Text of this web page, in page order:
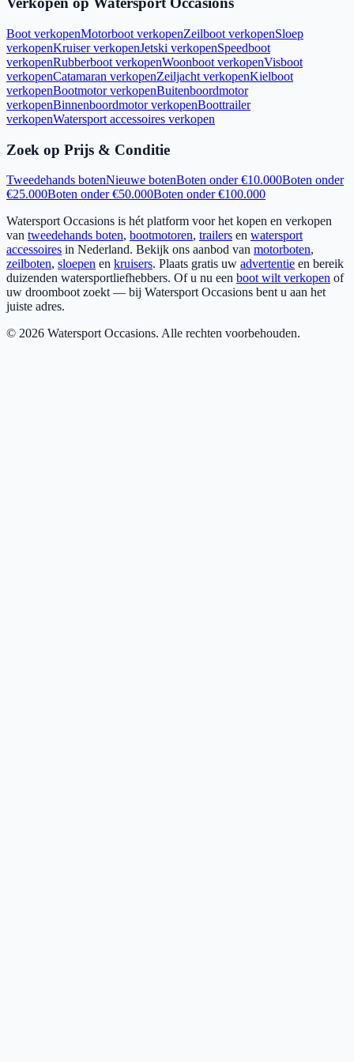
Boot verkopenMotorboot verkopenZeilboot verkopenSloep
verkopenKruiser verkopenJetski verkopenSpeedboot
verkopenRubberboot verkopenWoonboot verkopenVisboot
verkopenCatamaran verkopenZeiljacht verkopenKielboot
verkopenBootmotor verkopenBuitenboordmotor
verkopenBinnenboordmotor verkopenBoottrailer
verkopenWatersport accessoires verkopen
Zoek op Prijs & Conditie
Tweedehands botenNieuwe botenBoten onder €10.000Boten onder
€25.000Boten onder €50.000Boten onder €100.000
Watersport Occasions is hét platform voor het kopen en verkopen
van tweedehands boten, bootmotoren, trailers en watersport
accessoires in Nederland. Bekijk ons aanbod van motorboten,
zeilboten, sloepen en kruisers. Plaats gratis uw advertentie en bereik
duizenden watersportliefhebbers. Of u nu een boot wilt verkopen of
uw droomboot zoekt — bij Watersport Occasions bent u aan het
juiste adres.
© 2026 Watersport Occasions. Alle rechten voorbehouden.